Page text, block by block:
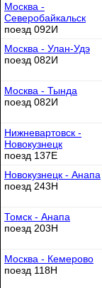
Москва -
Северобайкальск
поезд 092И
Москва - Улан-Удэ
поезд 082И
Москва - Тында
поезд 082И
Нижневартовск -
Новокузнецк
поезд 137Е
Новокузнецк - Анапа
поезд 243Н
Томск - Анапа
поезд 203Н
Москва - Кемерово
поезд 118Н